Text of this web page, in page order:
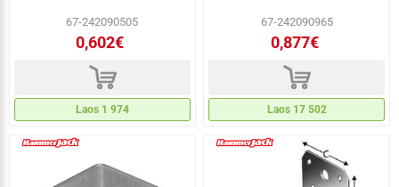
67-242090505
0,602€
d
Laos 1 974
67-242090965
0,877€
d
Laos 17 502